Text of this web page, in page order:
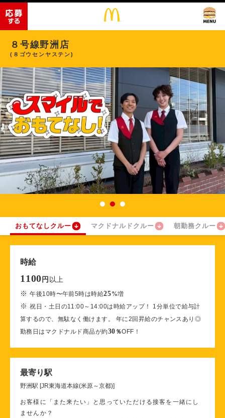
８号線野洲店
(８ゴウセンヤステン)
おもてなしクルー マクドナルドクルー 朝勤務クルー
時給
1100 円 以上
※午後10時〜午前5時は時給25%増
※祝日・土日の11:00～14:00は時給アップ！ 1分単位で給与計
算するので、無駄なく働けます。 年に2回昇給のチャンスあり◎
勤務日はマクドナルド商品が約30 ％OFF！
最寄り駅
野洲駅 [JR東海道本線(米原～京都)]
お客様に「また来たい」と思っていただける接客を一緒にし
ませんか？